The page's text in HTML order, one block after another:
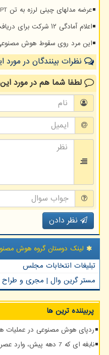
عرضه مدلهای چینی لرزه به تن ChatGPT انداخت
اعلام آمادگی ۱۲ شرکت برای دریافت پروانه اپراتوری هوش مصنوعی
این مرد روی سقوط هوش
نظرات بینندگان در
لطفا شما همدر مورد
نظر دادن
لینک دوستان گروه هوش
تبلیغات انتخابات مجلس
مستر گرین وال | مجری و طراح
پربیننده ترین ها
ردپای هوش مصنوعی در عملیات
نابغه ای که 7 دهه پیش، وارد عصر هوش مصنوعی شد